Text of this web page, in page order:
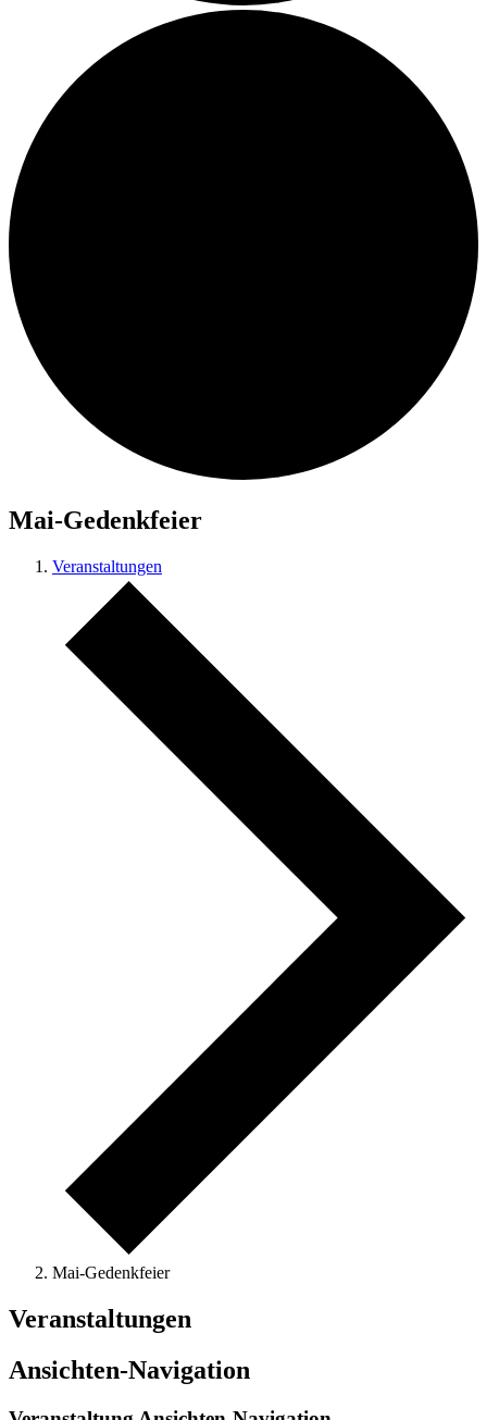
Mai-Gedenkfeier
Veranstaltungen
Mai-Gedenkfeier
Veranstaltungen
Ansichten-Navigation